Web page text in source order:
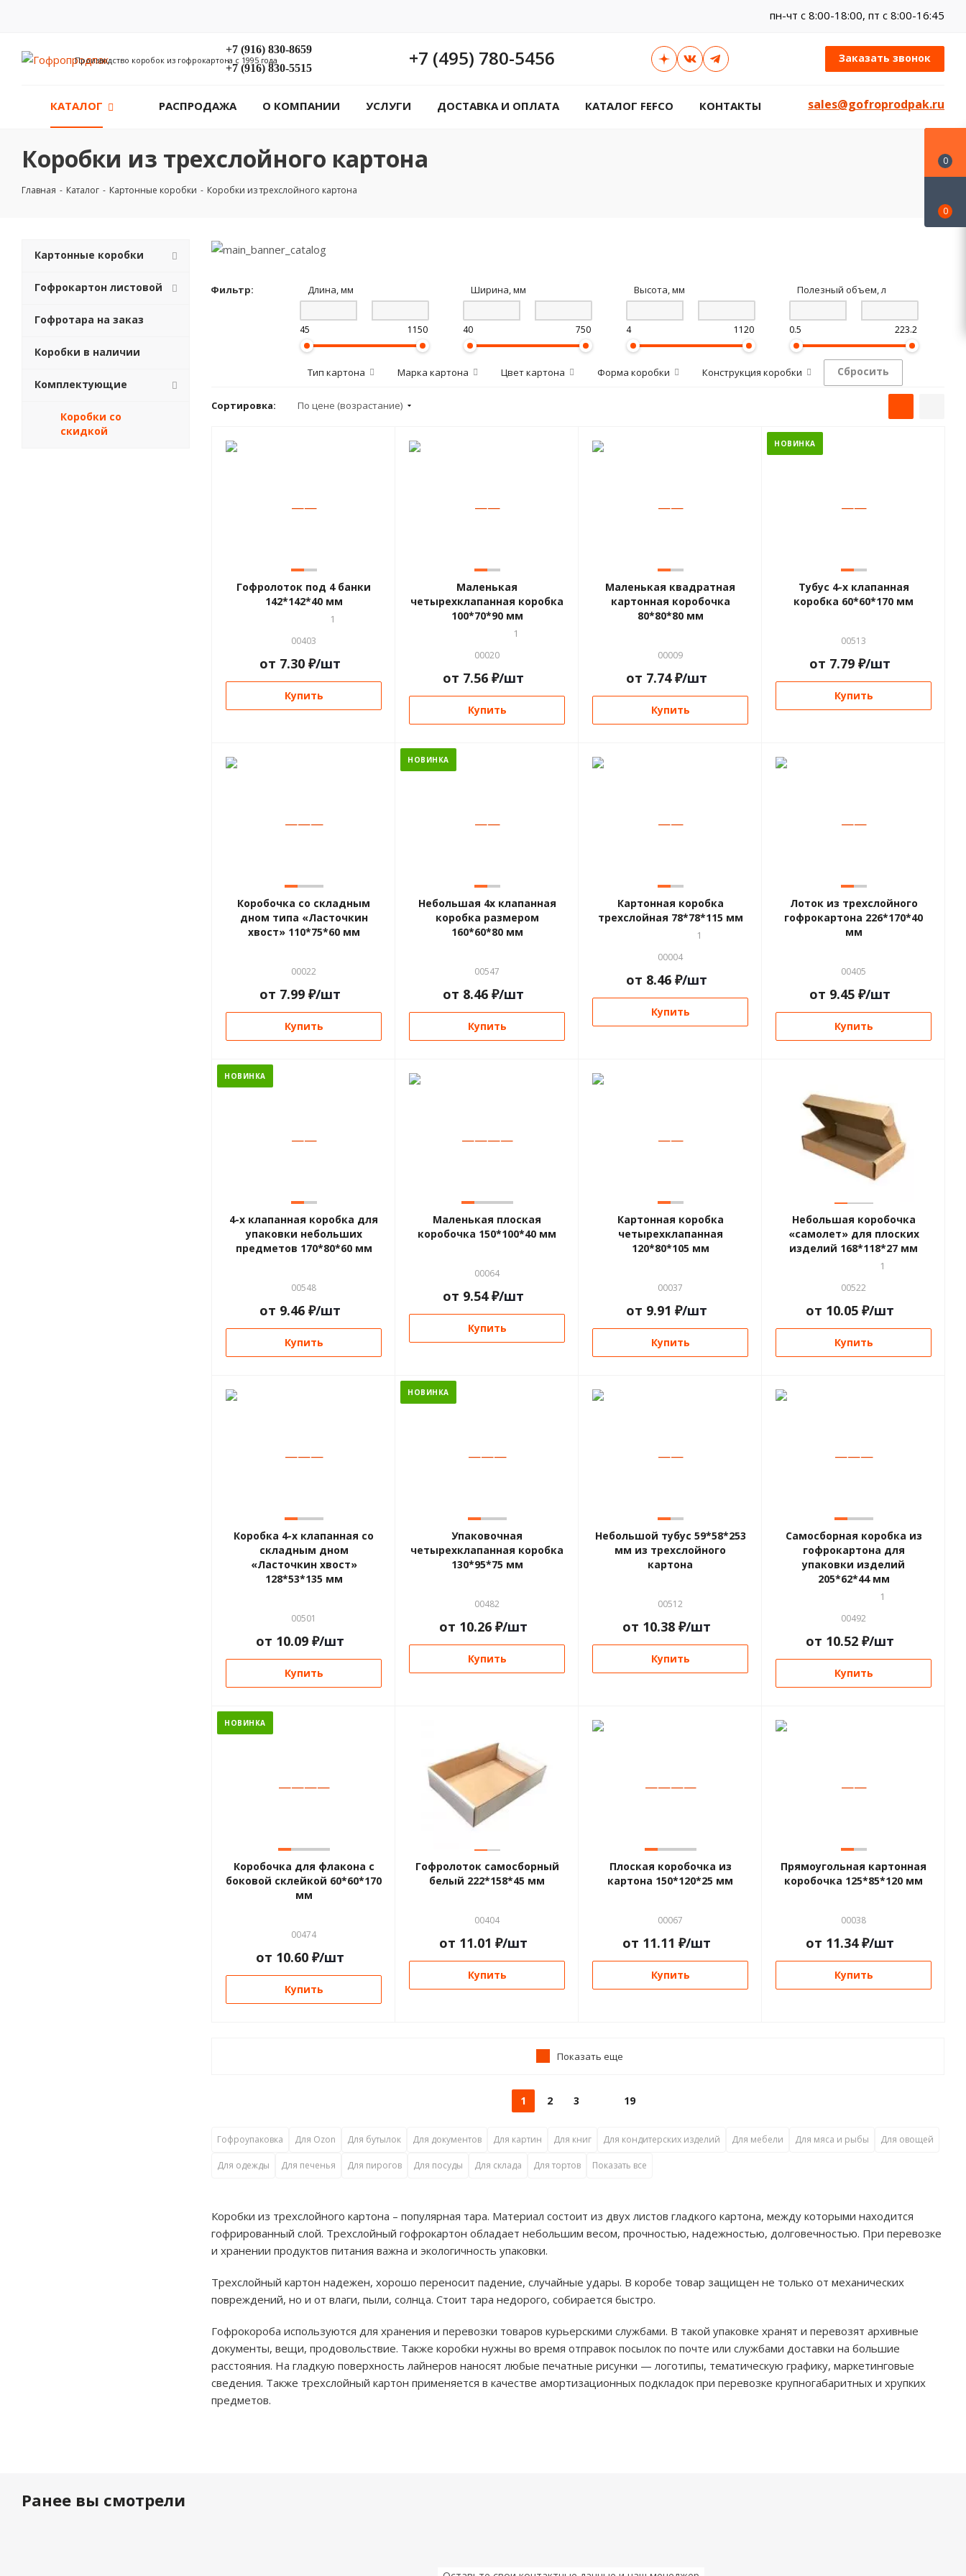
пн-чт c 8:00-18:00, пт с 8:00-16:45
Производство коробок из гофрокартона с 1995 года
+7 (916) 830-8659
+7 (916) 830-5515
+7 (495) 780-5456 Заказать звонок
КАТАЛОГ РАСПРОДАЖА О КОМПАНИИ УСЛУГИ ДОСТАВКА И ОПЛАТА КАТАЛОГ FEFCO КОНТАКТЫ sales@gofroprodpak.ru
Коробки из трехслойного картона
Главная - Каталог - Картонные коробки - Коробки из трехслойного картона
Фильтр: Длина, мм
45 1150
Ширина, мм
40 750
Высота, мм
4 1120
Полезный объем, л
0.5 223.2
Тип картона Марка картона Цвет картона Форма коробки Конструкция коробки Сбросить
Сортировка: По цене (возрастание)
——
Гофролоток под 4 банки
142*142*40 мм
1
00403
от 7.30 ₽/шт
Купить
——
Маленькая
четырехклапанная коробка
100*70*90 мм
1
00020
от 7.56 ₽/шт
Купить
——
Маленькая квадратная
картонная коробочка
80*80*80 мм
00009
от 7.74₽/шт
Купить
НОВИНКА
——
Тубус 4-х клапанная
коробка 60*60*170 мм
00513
от 7.79 ₽/шт
Купить
———
Коробочка со складным
дном типа «Ласточкин
хвост» 110*75*60 мм
00022
от 7.99 ₽/шт
Купить
НОВИНКА
——
Небольшая 4х клапанная
коробка размером
160*60*80 мм
00547
от 8.46 ₽/шт
Купить
——
Картонная коробка
трехслойная 78*78*115 мм
1
00004
от 8.46 ₽/шт
Купить
——
Лоток из трехслойного
гофрокартона 226*170*40
мм
00405
от 9.45 ₽/шт
Купить
НОВИНКА
——
4-х клапанная коробка для
упаковки небольших
предметов 170*80*60 мм
00548
от 9.46 ₽/шт
Купить
————
Маленькая плоская
коробочка 150*100*40 мм
00064
от 9.54₽/шт
Купить
——
Картонная коробка
четырехклапанная
120*80*105 мм
00037
от 9.91 ₽/шт
Купить
———
Небольшая коробочка
«самолет» для плоских
изделий 168*118*27 мм
1
00522
от 10.05 ₽/шт
Купить
———
Коробка 4-х клапанная со
складным дном
«Ласточкин хвост»
128*53*135 мм
00501
от 10.09 ₽/шт
Купить
НОВИНКА
———
Упаковочная
четырехклапанная коробка
130*95*75 мм
00482
от 10.26 ₽/шт
Купить
——
Небольшой тубус 59*58*253
мм из трехслойного
картона
00512
от 10.38 ₽/шт
Купить
———
Самосборная коробка из
гофрокартона для
упаковки изделий
205*62*44 мм
1
00492
от 10.52 ₽/шт
Купить
НОВИНКА
————
Коробочка для флакона с
боковой склейкой 60*60*170
мм
00474
от 10.60 ₽/шт
Купить
Гофролоток самосборный
белый 222*158*45 мм
00404
от 11.01 ₽/шт
Купить
————
Плоская коробочка из
картона 150*120*25 мм
00067
от 11.11 ₽/шт
Купить
——
Прямоугольная картонная
коробочка 125*85*120 мм
00038
от 11.34₽/шт
Купить
Показать еще
1 2 3 19
Гофроупаковка Для Ozon Для бутылок Для документов Для картин Для книг Для кондитерских изделий Для мебели Для мяса и рыбы Для овощей
Для одежды Для печенья Для пирогов Для посуды Для склада Для тортов Показать все
Коробки из трехслойного картона – популярная тара. Материал состоит из двух листов гладкого картона, между которыми находится
гофрированный слой. Трехслойный гофрокартон обладает небольшим весом, прочностью, надежностью, долговечностью. При перевозке
и хранении продуктов питания важна и экологичность упаковки.
Трехслойный картон надежен, хорошо переносит падение, случайные удары. В коробе товар защищен не только от механических
повреждений, но и от влаги, пыли, солнца. Стоит тара недорого, собирается быстро.
Гофрокороба используются для хранения и перевозки товаров курьерскими службами. В такой упаковке хранят и перевозят архивные
документы, вещи, продовольствие. Также коробки нужны во время отправок посылок по почте или службами доставки на большие
расстояния. На гладкую поверхность лайнеров наносят любые печатные рисунки — логотипы, тематическую графику, маркетинговые
сведения. Также трехслойный картон применяется в качестве амортизационных подкладок при перевозке крупногабаритных и хрупких
предметов.
Картонные коробки
Гофрокартон листовой
Гофротара на заказ
Коробки в наличии
Комплектующие
Коробки со
скидкой
Ранее вы смотрели
0
0